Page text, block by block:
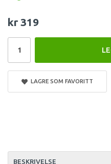
kr 319
LAGRE SOM FAVORITT
BESKRIVELSE